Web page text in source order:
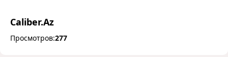
Caliber.Az
Просмотров:277